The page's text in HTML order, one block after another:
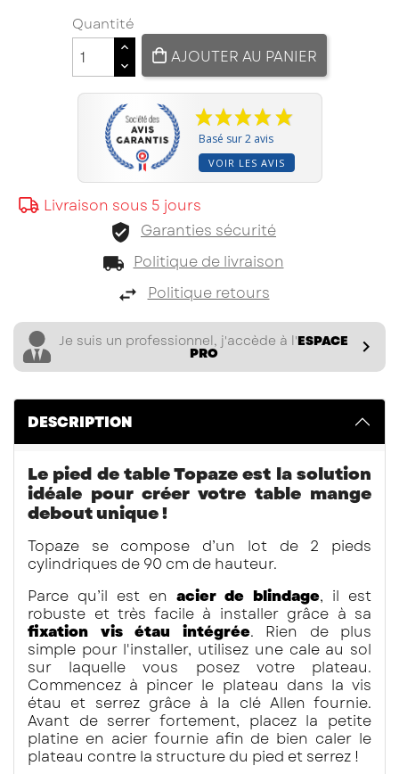
Quantité
AJOUTER AU PANIER
Basé sur 2 avis
VOIR LES AVIS
Livraison sous 5 jours
Garanties sécurité
Politique de livraison
Politique retours
Je suis un professionnel, j'accède à l'ESPACE
PRO 
DESCRIPTION
Le pied de table Topaze est la solution
idéale pour créer votre table mange
debout unique !
Topaze se compose d’un lot de 2 pieds
cylindriques de 90 cm de hauteur.
Parce qu’il est en acier de blindage, il est
robuste et très facile à installer grâce à sa
fixation vis étau intégrée. Rien de plus
simple pour l'installer, utilisez une cale au sol
sur laquelle vous posez votre plateau.
Commencez à pincer le plateau dans la vis
étau et serrez grâce à la clé Allen fournie.
Avant de serrer fortement, placez la petite
platine en acier fournie afin de bien caler le
plateau contre la structure du pied et serrez !